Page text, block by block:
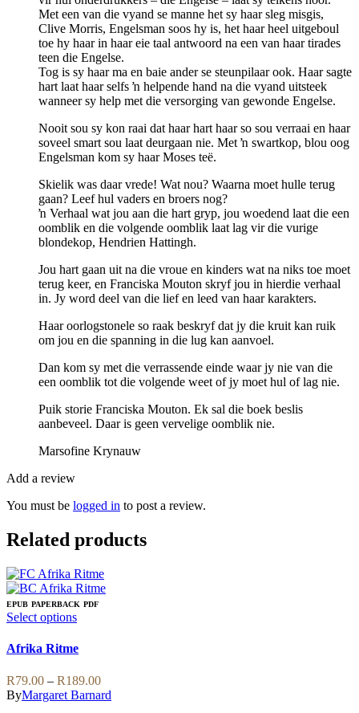
Met een van die vyand se manne het sy haar sleg misgis,
Clive Morris, Engelsman soos hy is, het haar heel uitgeboul
toe hy haar in haar eie taal antwoord na een van haar tirades
teen die Engelse.
Tog is sy haar ma en baie ander se steunpilaar ook. Haar sagte
hart laat haar selfs ŉ helpende hand na die vyand uitsteek
wanneer sy help met die versorging van gewonde Engelse.
Nooit sou sy kon raai dat haar hart haar so sou verraai en haar
soveel smart sou laat deurgaan nie. Met ŉ swartkop, blou oog
Engelsman kom sy haar Moses teë.
Skielik was daar vrede! Wat nou? Waarna moet hulle terug
gaan? Leef hul vaders en broers nog?
ŉ Verhaal wat jou aan die hart gryp, jou woedend laat die een
oomblik en die volgende oomblik laat lag vir die vurige
blondekop, Hendrien Hattingh.
Jou hart gaan uit na die vroue en kinders wat na niks toe moet
terug keer, en Franciska Mouton skryf jou in hierdie verhaal
in. Jy word deel van die lief en leed van haar karakters.
Haar oorlogstonele so raak beskryf dat jy die kruit kan ruik
om jou en die spanning in die lug kan aanvoel.
Dan kom sy met die verrassende einde waar jy nie van die
een oomblik tot die volgende weet of jy moet hul of lag nie.
Puik storie Franciska Mouton. Ek sal die boek beslis
aanbeveel. Daar is geen vervelige oomblik nie.
Marsofine Krynauw
Add a review
You must be logged in to post a review.
Related products
EPUB PAPERBACK PDF
Select optionsThis
has
variants.
The
options
Afrika Ritme
R79.00 – R189.00Price
range:
ByMargaret Barnard